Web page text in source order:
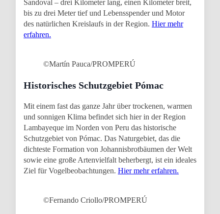
Sandoval – drei Kilometer lang, einen Kilometer breit,
bis zu drei Meter tief und Lebensspender und Motor
des natürlichen Kreislaufs in der Region. Hier mehr
erfahren.
©Martín Pauca/PROMPERÚ
Historisches Schutzgebiet Pómac
Mit einem fast das ganze Jahr über trockenen, warmen
und sonnigen Klima befindet sich hier in der Region
Lambayeque im Norden von Peru das historische
Schutzgebiet von Pómac. Das Naturgebiet, das die
dichteste Formation von Johannisbrotbäumen der Welt
sowie eine große Artenvielfalt beherbergt, ist ein ideales
Ziel für Vogelbeobachtungen. Hier mehr erfahren.
©Fernando Criollo/PROMPERÚ